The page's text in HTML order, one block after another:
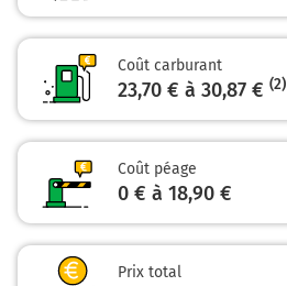
Prendre à droite et
E15
A3
PARIS
226 km
Coût carburant
23,70 € à 30,87 € (2)
Coût péage
0 € à 18,90 €
Prix total